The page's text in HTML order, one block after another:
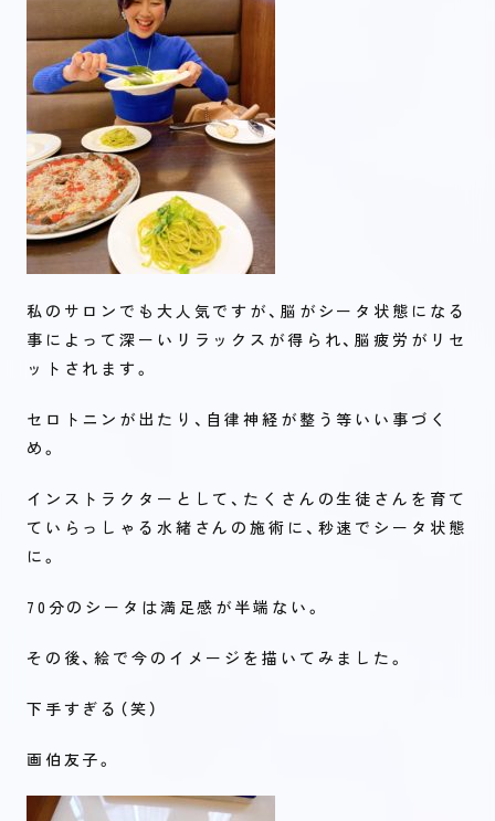
私のサロンでも大人気ですが、脳がシータ状態になる
事によって深ーいリラックスが得られ、脳疲労がリセ
ットされます。
セロトニンが出たり、自律神経が整う等いい事づく
め。
インストラクターとして、たくさんの生徒さんを育て
ていらっしゃる水緒さんの施術に、秒速でシータ状態
に。
70分のシータは満足感が半端ない。
その後、絵で今のイメージを描いてみました。
下手すぎる（笑）
画伯友子。